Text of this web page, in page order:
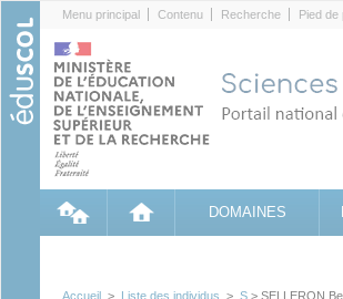
Menu principal Contenu Recherche Pied de
DOMAINES
Accueil > Liste des individus > S > SELLERON